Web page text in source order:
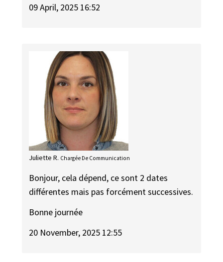
09 April, 2025 16:52
Juliette R. Chargée De Communication
Bonjour, cela dépend, ce sont 2 dates
différentes mais pas forcément successives.
Bonne journée
20 November, 2025 12:55